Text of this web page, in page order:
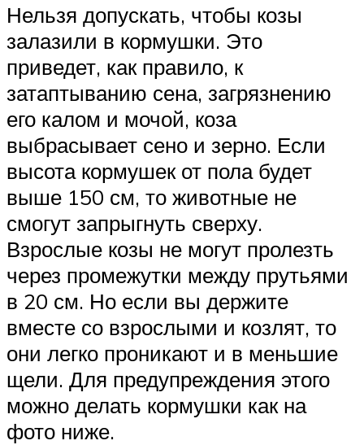
Нельзя допускать, чтобы козы
залазили в кормушки. Это
приведет, как правило, к
затаптыванию сена, загрязнению
его калом и мочой, коза
выбрасывает сено и зерно. Если
высота кормушек от пола будет
выше 150 см, то животные не
смогут запрыгнуть сверху.
Взрослые козы не могут пролезть
через промежутки между прутьями
в 20 см. Но если вы держите
вместе со взрослыми и козлят, то
они легко проникают и в меньшие
щели. Для предупреждения этого
можно делать кормушки как на
фото ниже.